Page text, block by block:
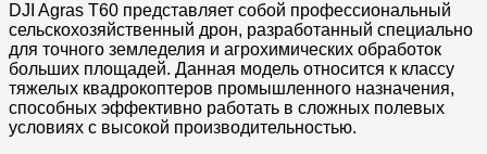
DJI Agras T60 представляет собой профессиональный
сельскохозяйственный дрон, разработанный специально
для точного земледелия и агрохимических обработок
больших площадей. Данная модель относится к классу
тяжелых квадрокоптеров промышленного назначения,
способных эффективно работать в сложных полевых
условиях с высокой производительностью.